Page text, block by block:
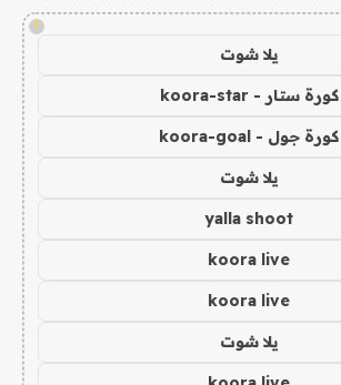
!
يلا شوت
كورة ستار - koora-star
كورة جول - koora-goal
يلا شوت
yalla shoot
koora live
koora live
يلا شوت